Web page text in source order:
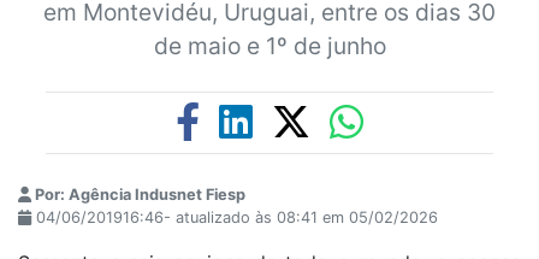
em Montevidéu, Uruguai, entre os dias 30
de maio e 1º de junho
Por: Agência Indusnet Fiesp
04/06/201916:46- atualizado às 08:41 em 05/02/2026